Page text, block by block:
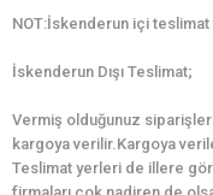
NOT:İskenderun içi
İskenderun Dışı Teslimat;
Vermiş olduğunuz
kargoya verilir.Kargoya
Teslimat yerleri de illere